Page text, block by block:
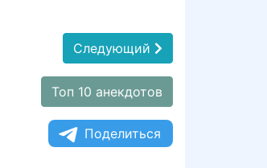
Следующий
Топ 10 анекдотов
Поделиться